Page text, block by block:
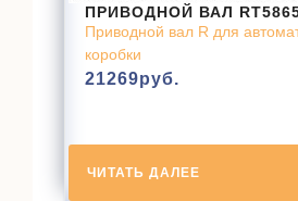
ПРИВОДНОЙ ВАЛ
Приводной вал R для
коробки
21269руб.
ЧИТАТЬ ДАЛЕЕ